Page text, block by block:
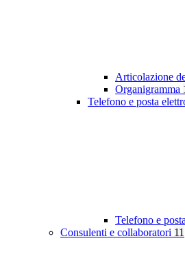
Articolazione
Organigramma
Telefono e posta
Telefono e
Consulenti e collaboratori 11